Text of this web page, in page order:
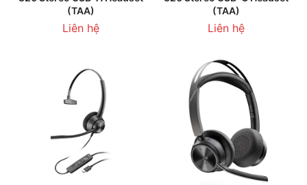
(TAA)
Liên hệ
(TAA)
Liên hệ